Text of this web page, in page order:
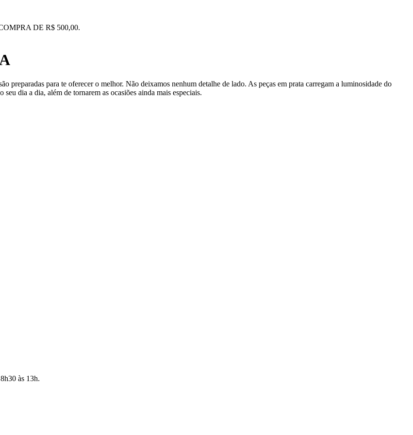
DE R$ 500,00.
preparadas para te oferecer o melhor. Não deixamos nenhum detalhe de lado. As peças em prata carregam a luminosidade do
dia a dia, além de tornarem as ocasiões ainda mais especiais.
às 13h.